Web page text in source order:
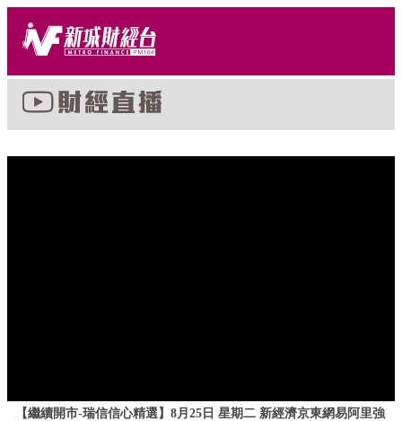
【繼續開市-瑞信信心精選】8月25日 星期二 新經濟京東網易阿里強